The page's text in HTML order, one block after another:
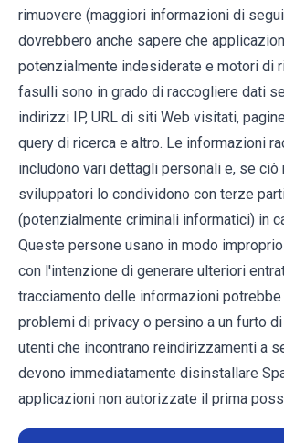
rimuovere (maggiori informazioni di
dovrebbero anche sapere che
potenzialmente indesiderate e motori di
fasulli sono in grado di raccogliere dati
indirizzi IP, URL di siti Web visitati,
query di ricerca e altro. Le informazioni
includono vari dettagli personali e, se
sviluppatori lo condividono con terze
(potenzialmente criminali informatici) in
Queste persone usano in modo
con l'intenzione di generare ulteriori
tracciamento delle informazioni potrebbe
problemi di privacy o persino a un furto
utenti che incontrano reindirizzamenti a
devono immediatamente disinstallare
applicazioni non autorizzate il prima